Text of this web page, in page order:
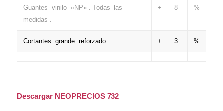
Guantes vinilo «NP» . Todas las
medidas .
+ 8 %
Cortantes grande reforzado . + 3 %
Descargar NEOPRECIOS 732